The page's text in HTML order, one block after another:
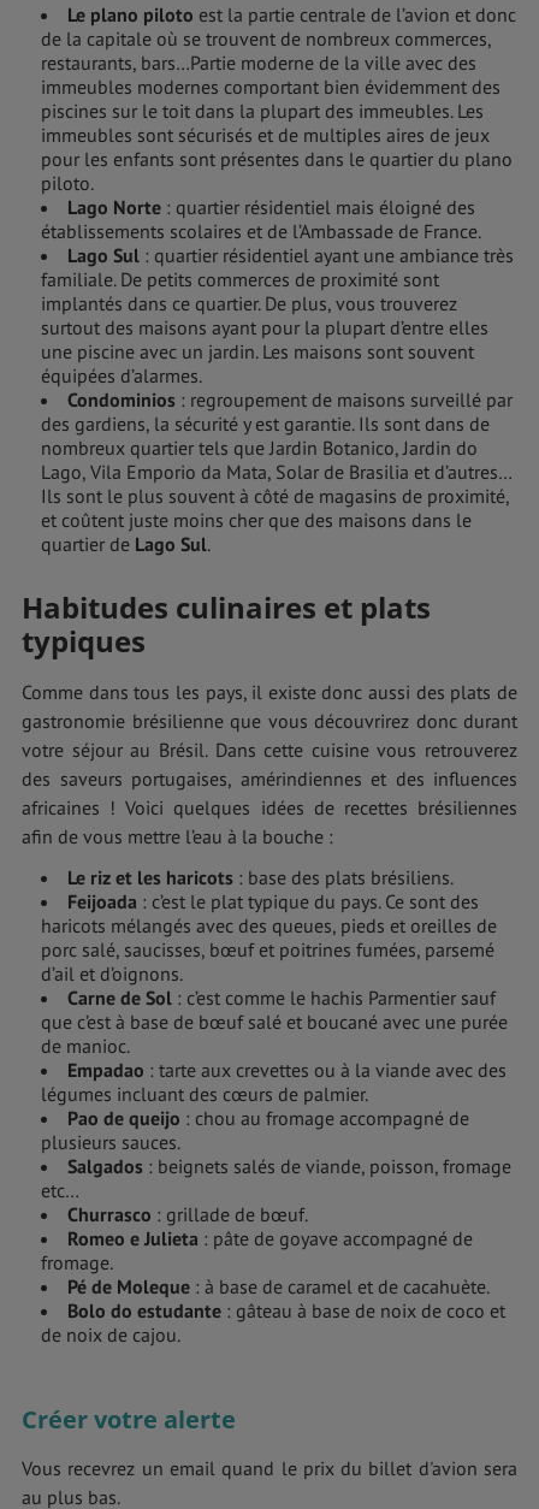
Le plano piloto est la partie centrale de l’avion et donc
de la capitale où se trouvent de nombreux commerces,
restaurants, bars…Partie moderne de la ville avec des
immeubles modernes comportant bien évidemment des
piscines sur le toit dans la plupart des immeubles. Les
immeubles sont sécurisés et de multiples aires de jeux
pour les enfants sont présentes dans le quartier du plano
piloto.
Lago Norte : quartier résidentiel mais éloigné des
établissements scolaires et de l’Ambassade de France.
Lago Sul : quartier résidentiel ayant une ambiance très
familiale. De petits commerces de proximité sont
implantés dans ce quartier. De plus, vous trouverez
surtout des maisons ayant pour la plupart d’entre elles
une piscine avec un jardin. Les maisons sont souvent
équipées d’alarmes.
Condominios : regroupement de maisons surveillé par
des gardiens, la sécurité y est garantie. Ils sont dans de
nombreux quartier tels que Jardin Botanico, Jardin do
Lago, Vila Emporio da Mata, Solar de Brasilia et d’autres…
Ils sont le plus souvent à côté de magasins de proximité,
et coûtent juste moins cher que des maisons dans le
quartier de Lago Sul.
Habitudes culinaires et plats
typiques
Comme dans tous les pays, il existe donc aussi des plats de
gastronomie brésilienne que vous découvrirez donc durant
votre séjour au Brésil. Dans cette cuisine vous retrouverez
des saveurs portugaises, amérindiennes et des influences
africaines ! Voici quelques idées de recettes brésiliennes
afin de vous mettre l’eau à la bouche :
Le riz et les haricots : base des plats brésiliens.
Feijoada : c’est le plat typique du pays. Ce sont des
haricots mélangés avec des queues, pieds et oreilles de
porc salé, saucisses, bœuf et poitrines fumées, parsemé
d’ail et d’oignons.
Carne de Sol : c’est comme le hachis Parmentier sauf
que c’est à base de bœuf salé et boucané avec une purée
de manioc.
Empadao : tarte aux crevettes ou à la viande avec des
légumes incluant des cœurs de palmier.
Pao de queijo : chou au fromage accompagné de
plusieurs sauces.
Salgados : beignets salés de viande, poisson, fromage
etc…
Churrasco : grillade de bœuf.
Romeo e Julieta : pâte de goyave accompagné de
fromage.
Pé de Moleque : à base de caramel et de cacahuète.
Bolo do estudante : gâteau à base de noix de coco et
de noix de cajou.
Créer votre alerte
Vous recevrez un email quand le prix du billet d'avion sera
au plus bas.